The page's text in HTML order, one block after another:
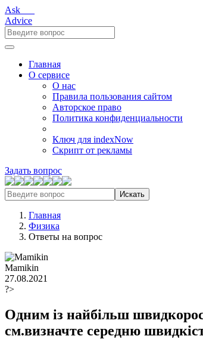
Ask___
Advice
Главная
О сервисе
О нас
Правила пользования сайтом
Авторское право
Политика конфиденциальности
Ключ для indexNow
Скрипт от рекламы
Задать вопрос
Искать
Главная
Физика
Ответы на вопрос
Mamikin
27.08.2021
?>
Одним із найбільш
см.визначте середню